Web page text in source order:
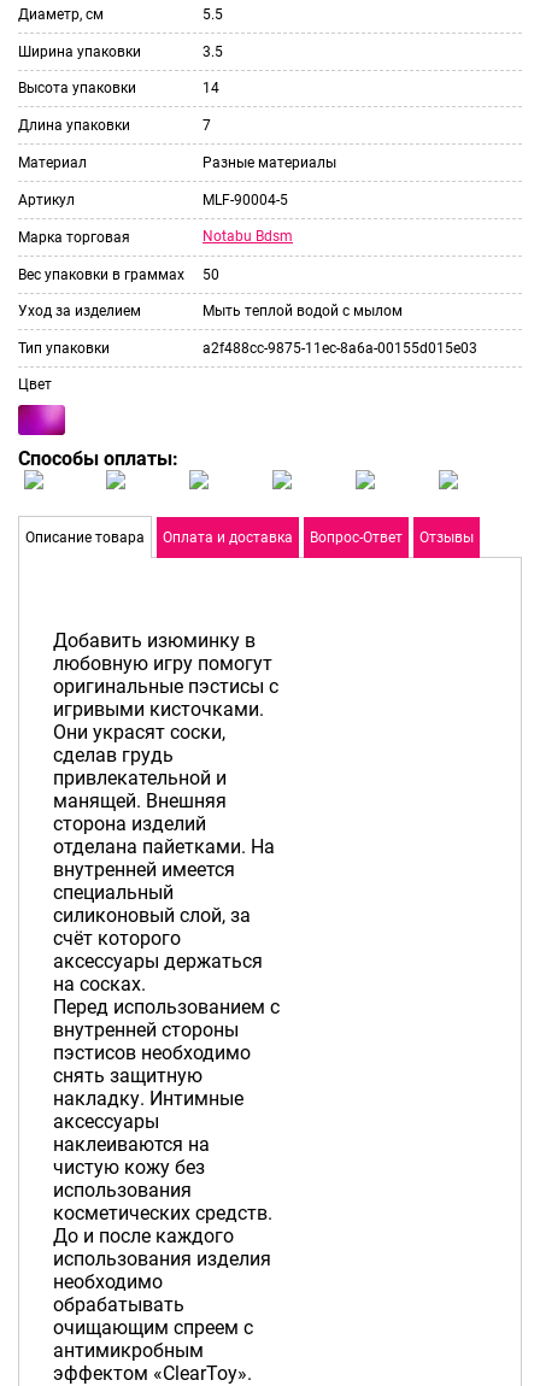
Диаметр, см 5.5
Ширина упаковки 3.5
Высота упаковки 14
Длина упаковки 7
Материал Разные материалы
Артикул MLF-90004-5
Марка торговая Notabu Bdsm
Вес упаковки в граммах 50
Уход за изделием Мыть теплой водой с мылом
Тип упаковки a2f488cc-9875-11ec-8a6a-00155d015e03
Цвет
Способы оплаты:
Описание товара Оплата и доставка Вопрос-Ответ Отзывы
Добавить изюминку в
любовную игру помогут
оригинальные пэстисы с
игривыми кисточками.
Они украсят соски,
сделав грудь
привлекательной и
манящей. Внешняя
сторона изделий
отделана пайетками. На
внутренней имеется
специальный
силиконовый слой, за
счёт которого
аксессуары держаться
на сосках.
Перед использованием с
внутренней стороны
пэстисов необходимо
снять защитную
накладку. Интимные
аксессуары
наклеиваются на
чистую кожу без
использования
косметических средств.
До и после каждого
использования изделия
необходимо
обрабатывать
очищающим спреем с
антимикробным
эффектом «ClearToy».